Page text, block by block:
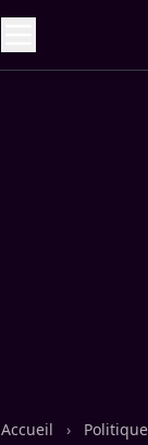
Accueil › Politique